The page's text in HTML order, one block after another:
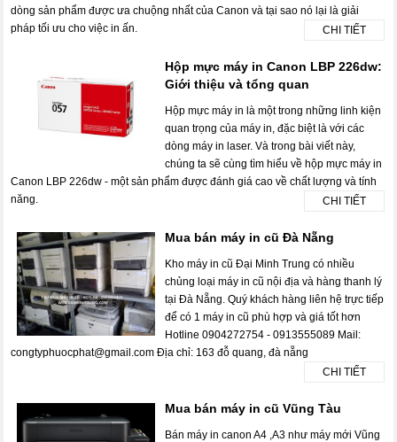
dòng sản phẩm được ưa chuộng nhất của Canon và tại sao nó lại là giải
pháp tối ưu cho việc in ấn.
CHI TIẾT
Hộp mực máy in Canon LBP 226dw:
Giới thiệu và tổng quan
Hộp mực máy in là một trong những linh kiện
quan trọng của máy in, đặc biệt là với các
dòng máy in laser. Và trong bài viết này,
chúng ta sẽ cùng tìm hiểu về hộp mực máy in
Canon LBP 226dw - một sản phẩm được đánh giá cao về chất lượng và tính
năng.
CHI TIẾT
Mua bán máy in cũ Đà Nẵng
Kho máy in cũ Đại Minh Trung có nhiều
chủng loại máy in cũ nội địa và hàng thanh lý
tại Đà Nẵng. Quý khách hàng liên hệ trực tiếp
để có 1 máy in cũ phù hợp và giá tốt hơn
Hotline 0904272754 - 0913555089 Mail:
congtyphuocphat@gmail.com Địa chỉ: 163 đỗ quang, đà nẵng
CHI TIẾT
Mua bán máy in cũ Vũng Tàu
Bán máy in canon A4 ,A3 như máy mới Vũng